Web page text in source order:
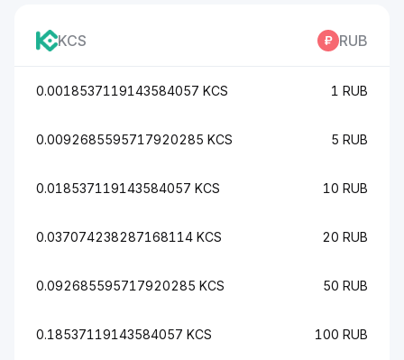
KCS RUB
0.0018537119143584057 KCS 1 RUB
0.0092685595717920285 KCS 5 RUB
0.018537119143584057 KCS 10 RUB
0.037074238287168114 KCS 20 RUB
0.092685595717920285 KCS 50 RUB
0.18537119143584057 KCS 100 RUB